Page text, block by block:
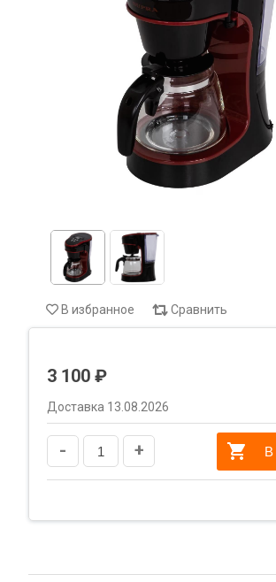
В избранное Сравнить
3 100 ₽
Доставка 13.08.2026
- +